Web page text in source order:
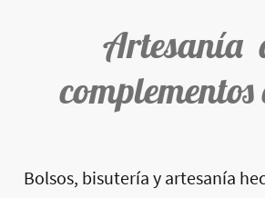
Bolsos, bisutería y artesanía